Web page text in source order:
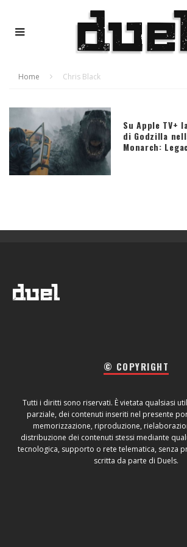
Home Chris Black
Su Apple TV+
di Godzilla
Monarch:
© COPYRIGHT
Tutti i diritti sono riservati. È vietata qualsiasi
parziale, dei contenuti inseriti nel presente
memorizzazione, riproduzione,
distribuzione dei contenuti stessi mediante
tecnologica, supporto o rete telematica, senza
scritta da parte di Duels.